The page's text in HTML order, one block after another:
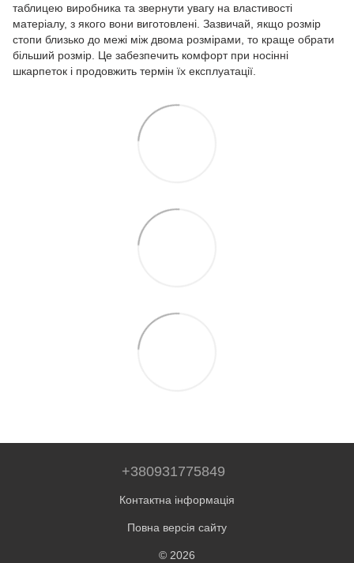
таблицею виробника та звернути увагу на властивості
матеріалу, з якого вони виготовлені. Зазвичай, якщо розмір
стопи близько до межі між двома розмірами, то краще обрати
більший розмір. Це забезпечить комфорт при носінні
шкарпеток і продовжить термін їх експлуатації.
+380931775849
Контактна інформація
Повна версія сайту
© 2026